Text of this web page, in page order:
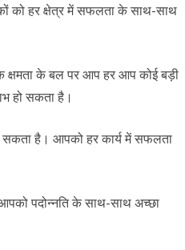
को हर क्षेत्र में सफलता के साथ-साथ
के बल पर आप हर आप कोई बड़ी
हो सकता है।
सकता है। आपको हर कार्य में सफलता
पदोन्नति के साथ-साथ अच्छा